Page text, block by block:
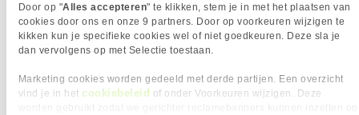
Door op "Alles accepteren" te klikken, stem je in met het plaatsen van
cookies door ons en onze 9 partners. Door op voorkeuren wijzigen te
kikken kun je specifieke cookies wel of niet goedkeuren. Deze sla je
dan vervolgens op met Selectie toestaan.
Marketing cookies worden gedeeld met derde partijen. Een overzicht
vind je in het cookiebeleid of onder Voorkeuren wijzigen. Deze
Afhalen op PostNL afhaalpunt
Afhalen in Megekko Shop te Breda